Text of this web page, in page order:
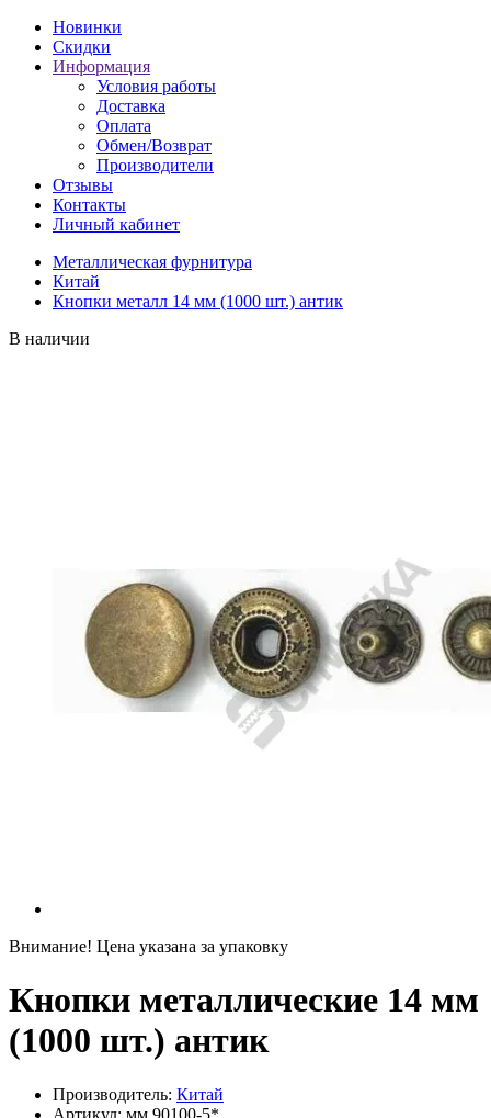
Новинки
Скидки
Информация
Условия работы
Доставка
Оплата
Обмен/Возврат
Производители
Отзывы
Контакты
Личный кабинет
Металлическая фурнитура
Китай
Кнопки металл 14 мм (1000 шт.) антик
В наличии
Внимание! Цена указана за упаковку
Кнопки металлические 14 мм
(1000 шт.) антик
Производитель: Китай
Артикул: мм 90100-5*